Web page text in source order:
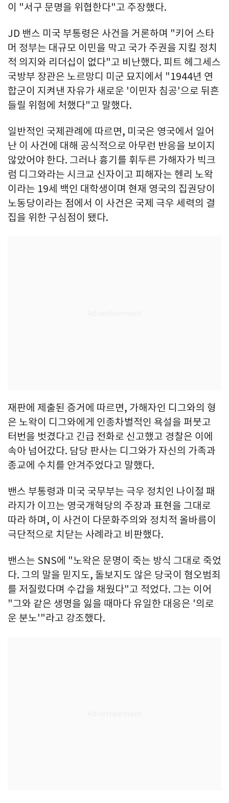
이 "서구 문명을 위협한다"고 주장했다.
JD 밴스 미국 부통령은 사건을 거론하며 "키어 스타
머 정부는 대규모 이민을 막고 국가 주권을 지킬 정치
적 의지와 리더십이 없다"고 비난했다. 피트 헤그세스
국방부 장관은 노르망디 미군 묘지에서 "1944년 연
합군이 지켜낸 자유가 새로운 '이민자 침공'으로 뒤흔
들릴 위험에 처했다"고 말했다.
일반적인 국제관례에 따르면, 미국은 영국에서 일어
난 이 사건에 대해 공식적으로 아무런 반응을 보이지
않았어야 한다. 그러나 흉기를 휘두른 가해자가 빅크
럼 디그와라는 시크교 신자이고 피해자는 헨리 노왁
이라는 19세 백인 대학생이며 현재 영국의 집권당이
노동당이라는 점에서 이 사건은 국제 극우 세력의 결
집을 위한 구심점이 됐다.
재판에 제출된 증거에 따르면, 가해자인 디그와의 형
은 노왁이 디그와에게 인종차별적인 욕설을 퍼붓고
터번을 벗겼다고 긴급 전화로 신고했고 경찰은 이에
속아 넘어갔다. 담당 판사는 디그와가 자신의 가족과
종교에 수치를 안겨주었다고 말했다.
밴스 부통령과 미국 국무부는 극우 정치인 나이절 패
라지가 이끄는 영국개혁당의 주장과 표현을 그대로
따라 하며, 이 사건이 다문화주의와 정치적 올바름이
극단적으로 치닫는 사례라고 비판했다.
밴스는 SNS에 "노왁은 문명이 죽는 방식 그대로 죽었
다. 그의 말을 믿지도, 돌보지도 않은 당국이 혐오범죄
를 저질렀다며 수갑을 채웠다"고 적었다. 그는 이어
"그와 같은 생명을 잃을 때마다 유일한 대응은 '의로
운 분노'"라고 강조했다.